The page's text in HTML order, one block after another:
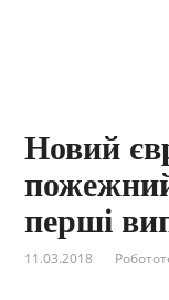
Новий
перші
11.03.2018